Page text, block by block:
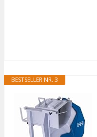
BESTSELLER NR. 3